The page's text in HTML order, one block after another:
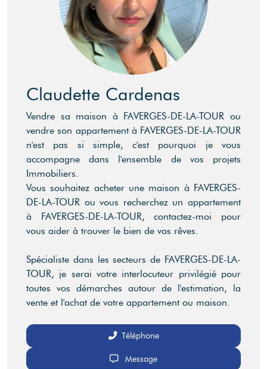
Claudette Cardenas
Vendre sa maison à FAVERGES-DE-LA-TOUR ou
vendre son appartement à FAVERGES-DE-LA-TOUR
n'est pas si simple, c'est pourquoi je vous
accompagne dans l'ensemble de vos projets
Immobiliers.
Vous souhaitez acheter une maison à FAVERGES-
DE-LA-TOUR ou vous recherchez un appartement
à FAVERGES-DE-LA-TOUR, contactez-moi pour
vous aider à trouver le bien de vos rêves.
Spécialiste dans les secteurs de FAVERGES-DE-LA-
TOUR, je serai votre interlocuteur privilégié pour
toutes vos démarches autour de l'estimation, la
vente et l'achat de votre appartement ou maison.
Téléphone
Message